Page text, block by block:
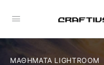
ΜΑΘΗΜΑΤΑ LIGHTROOM